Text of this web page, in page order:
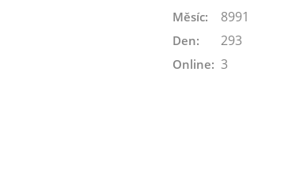
Online: 3
Měsíc: 8991
Den: 293